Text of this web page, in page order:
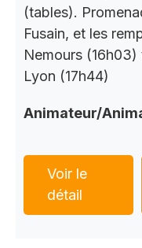
(tables).
Fusain, et les
Nemours
Lyon (17h44)
Animateur/
Voir le
détail